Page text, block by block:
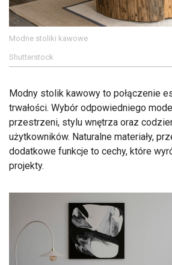
Modne stoliki kawowe
Shutterstock
Modny stolik kawowy to połączenie
trwałości. Wybór odpowiedniego
przestrzeni, stylu wnętrza oraz
użytkowników. Naturalne materiały,
dodatkowe funkcje to cechy, które
projekty.